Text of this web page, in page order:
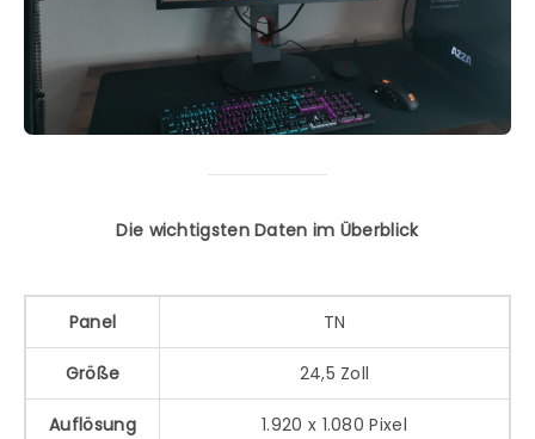
Die wichtigsten Daten im Überblick
Panel TN
Größe 24,5 Zoll
Auflösung 1.920 x 1.080 Pixel